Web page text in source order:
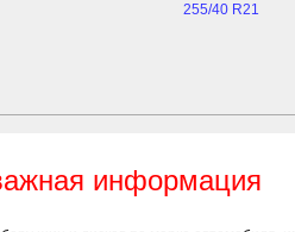
255/40 R21
информация